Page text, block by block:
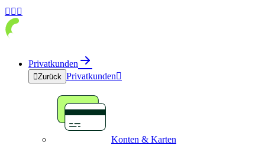
  
Privatkunden
Zurück Privatkunden
Konten & Karten